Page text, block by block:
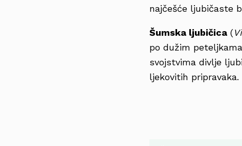
najčešće ljubičaste
Šumska ljubičica (
po dužim
svojstvima divlje
ljekovitih pripravaka.